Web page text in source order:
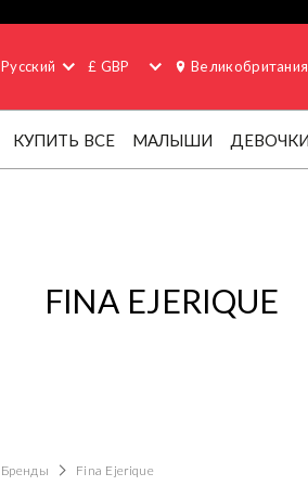
Русский £ GBP Великобритания
КУПИТЬ ВСЕ МАЛЫШИ ДЕВОЧКИ
FINA EJERIQUE
Бренды Fina Ejerique